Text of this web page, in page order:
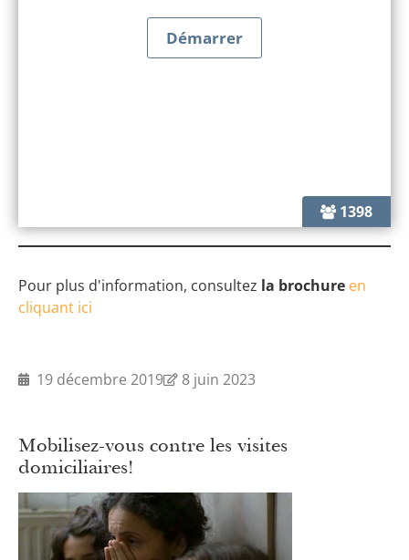
1398
Pour plus d'information, consultez la brochure en
cliquant ici
19 décembre 2019 8 juin 2023
Mobilisez-vous contre les visites
domiciliaires!